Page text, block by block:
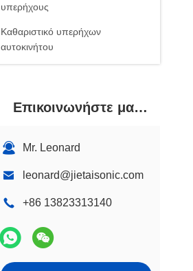
υπερήχους
Καθαριστικό υπερήχων
αυτοκινήτου
Επικοινωνήστε μαζί μας
Mr. Leonard
leonard@jietaisonic.com
+86 13823313140